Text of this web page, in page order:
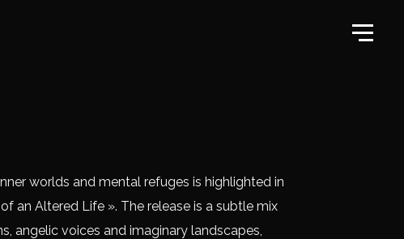
worlds and mental refuges is highlighted in
an Altered Life ». The release is a subtle mix
angelic voices and imaginary landscapes,